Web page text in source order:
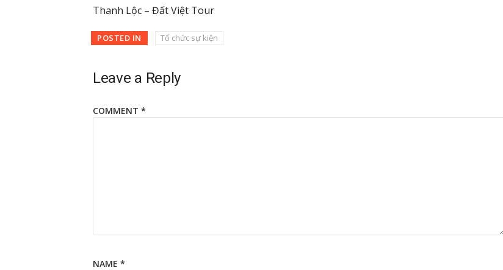
Thanh Lộc – Đất Việt Tour
POSTED IN Tổ chức sự kiện
Leave a Reply
COMMENT *
NAME *